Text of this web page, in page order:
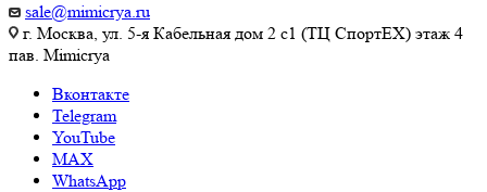
sale@mimicrya.ru
г. Москва, ул. 5-я Кабельная дом 2 с1 (ТЦ СпортEX) этаж 4
пав. Mimicrya
Вконтакте
Telegram
YouTube
MAX
WhatsApp